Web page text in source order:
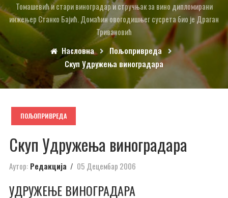
Томашевић и стари виноградар и стручњак за вино дипломирани
инжењер Станко Бајић. Домаћин овогодишњег сусрета био је Драган
Тривановић
Насловна
Пољопривреда
Скуп Удружења виноградара
ПОЉОПРИВРЕДА
Скуп Удружења виноградара
Аутор: Редакција 05 Децембар 2006
УДРУЖЕЊЕ ВИНОГРАДАРА